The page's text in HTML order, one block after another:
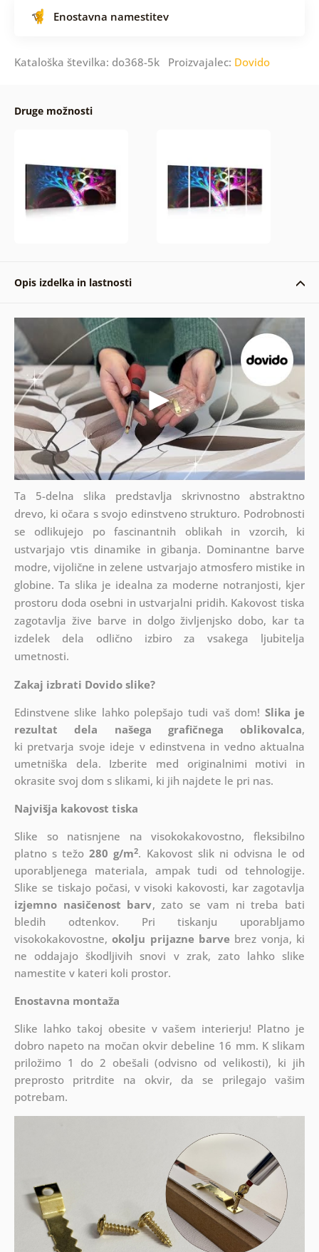
Enostavna namestitev
Kataloška številka: do368-5k Proizvajalec: Dovido
Druge možnosti
Opis izdelka in lastnosti
Ta 5-delna slika predstavlja skrivnostno abstraktno
drevo, ki očara s svojo edinstveno strukturo. Podrobnosti
se odlikujejo po fascinantnih oblikah in vzorcih, ki
ustvarjajo vtis dinamike in gibanja. Dominantne barve
modre, vijolične in zelene ustvarjajo atmosfero mistike in
globine. Ta slika je idealna za moderne notranjosti, kjer
prostoru doda osebni in ustvarjalni pridih. Kakovost tiska
zagotavlja žive barve in dolgo življenjsko dobo, kar ta
izdelek dela odlično izbiro za vsakega ljubitelja
umetnosti.
Zakaj izbrati Dovido slike?
Edinstvene slike lahko polepšajo tudi vaš dom! Slika je
rezultat dela našega grafičnega oblikovalca,
ki pretvarja svoje ideje v edinstvena in vedno aktualna
umetniška dela. Izberite med originalnimi motivi in
okrasite svoj dom s slikami, ki jih najdete le pri nas.
Najvišja kakovost tiska
Slike so natisnjene na visokokakovostno, fleksibilno
platno s težo280 g/m2. Kakovost slik ni odvisna le od
uporabljenega materiala, ampak tudi od tehnologije.
Slike se tiskajo počasi, v visoki kakovosti, kar zagotavlja
izjemno nasičenost barv, zato se vam ni treba bati
bledih odtenkov. Pri tiskanju uporabljamo
visokokakovostne,okolju prijazne barve brez vonja, ki
ne oddajajo škodljivih snovi v zrak, zato lahko slike
namestite v kateri koli prostor.
Enostavna montaža
Slike lahko takoj obesite v vašem interierju! Platno je
dobro napeto na močan okvir debeline 16 mm. K slikam
priložimo 1 do 2 obešali (odvisno od velikosti), ki jih
preprosto pritrdite na okvir, da se prilegajo vašim
potrebam.